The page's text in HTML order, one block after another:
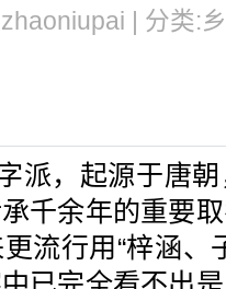
| 分类:
，起源于唐朝
千余年的重要
流行用“梓涵、